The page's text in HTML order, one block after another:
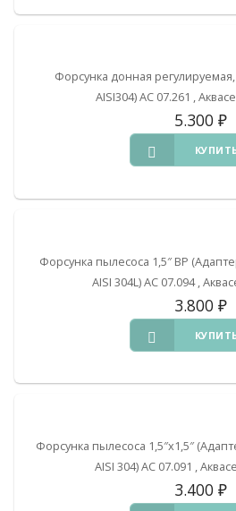
Форсунка донная
AISI304) АС 07.261 ,
5.300 ₽
Форсунка пылесоса 1,5″ ВР
AISI 304L) АС 07.094 ,
3.800 ₽
Форсунка пылесоса 1,5″х1,5″
AISI 304) АС 07.091 ,
3.400 ₽